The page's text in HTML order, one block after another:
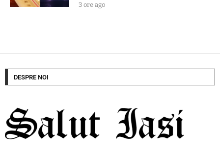
3 ore ago
DESPRE NOI